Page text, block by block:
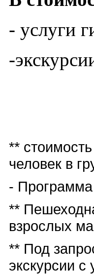
- услуги
-
**
человек в
-
**
взрослых
** Под
экскурсии с